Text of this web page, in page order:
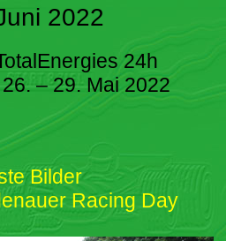
2022
24h
– 29. Mai 2022
Bilder
Racing Day